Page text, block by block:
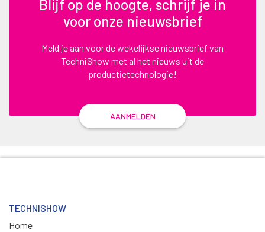
Blijf op de hoogte, schrijf je in
voor onze nieuwsbrief
Meld je aan voor de wekelijkse nieuwsbrief van
TechniShow met al het nieuws uit de
productietechnologie!
AANMELDEN
TECHNISHOW
Home